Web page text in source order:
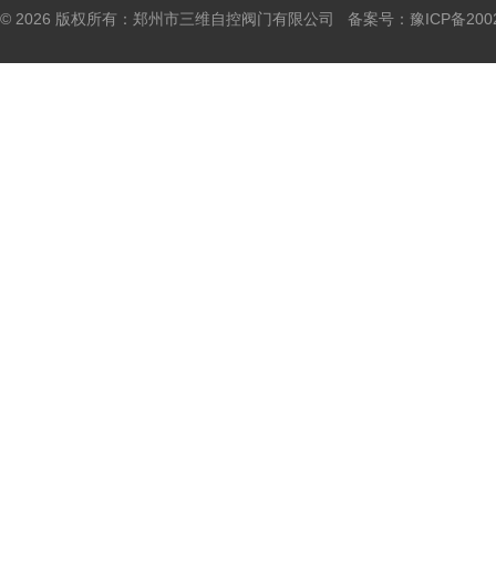
© 2026 版权所有：郑州市三维自控阀门有限公司 备案号： 豫ICP备